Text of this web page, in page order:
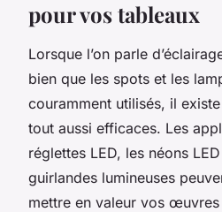
pour vos tableaux
Lorsque l’on parle
bien que les spots et les
couramment utilisés, il
tout aussi efficaces. Les
réglettes LED, les néons
guirlandes lumineuses
mettre en valeur vos œuvres